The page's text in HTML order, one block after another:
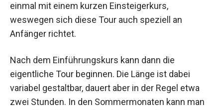
einmal mit einem kurzen Einsteigerkurs,
weswegen sich diese Tour auch speziell an
Anfänger richtet.
Nach dem Einführungskurs kann dann die
eigentliche Tour beginnen. Die Länge ist dabei
variabel gestaltbar, dauert aber in der Regel etwa
zwei Stunden. In den Sommermonaten kann man